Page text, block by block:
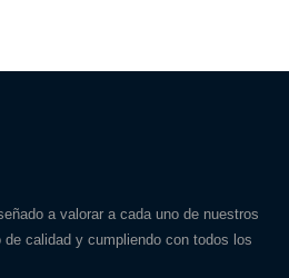
a valorar a cada uno de nuestros
calidad y cumpliendo con todos los